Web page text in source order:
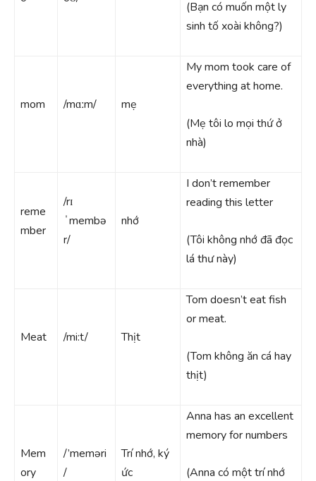
(Bạn có muốn một ly
sinh tố xoài không?)
mom /mɑːm/ mẹ
My mom took care of
everything at home.
(Mẹ tôi lo mọi thứ ở
nhà)
reme
mber
/rɪ
ˈmembə
r/
nhớ
I don’t remember
reading this letter
(Tôi không nhớ đã đọc
lá thư này)
Meat /mi:t/ Thịt
Tom doesn’t eat fish
or meat.
(Tom không ăn cá hay
thịt)
Mem
ory
/’meməri
/
Trí nhớ, ký
ức
Anna has an excellent
memory for numbers
(Anna có một trí nhớ